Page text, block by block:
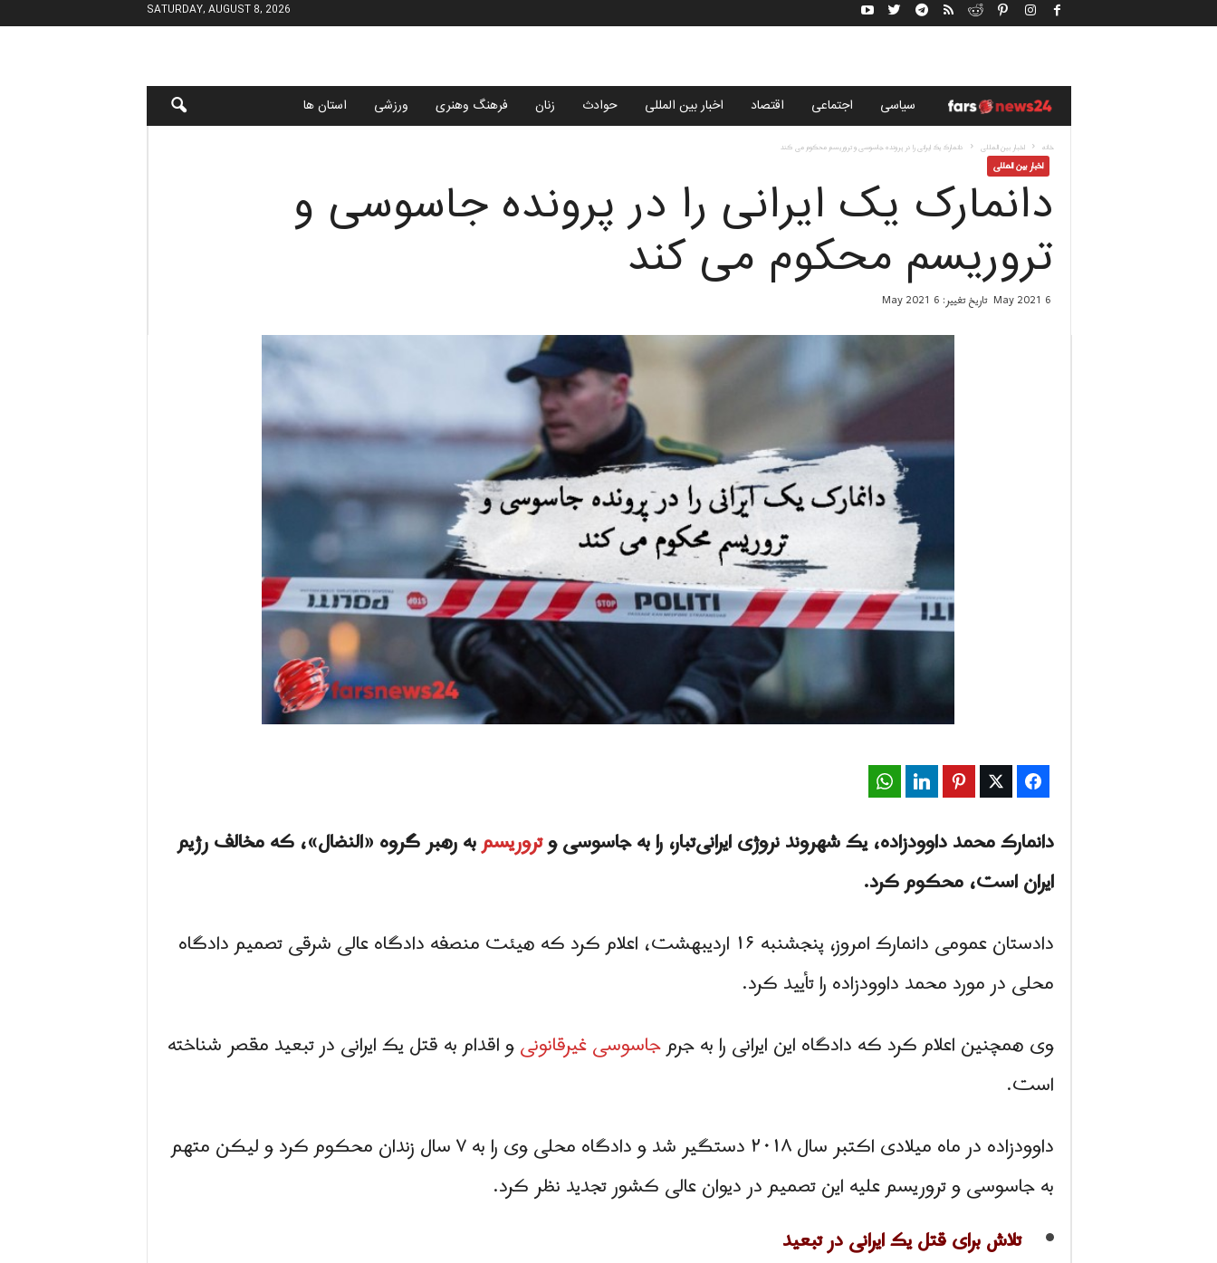
SATURDAY, AUGUST 8, 2026
ب
ز
ا
ا
س
ی
4
سياسى اجتماعی اقتصاد اخبار بین المللی حوادث زنان فرهنگ وهنری ورزشی استان ها
خانه اخبار بین المللی دانمارک یک ایرانی را در پرونده جاسوسی و تروریسم محکوم می کند
اخبار بین المللی
دانمارک یک ایرانی را در پرونده جاسوسی و
تروریسم محکوم می کند
6 May 2021 تاریخ تغییر: 6 May 2021
Facebook
Twitter
Pinterest
LinkedIn
دانمارک محمد داوودزاده، یک شهروند نروژی ایرانی‌تبار، را به جاسوسی وتروریسمبه رهبر گروه «النضال»، که مخالف رژیم
ایران است، محکوم کرد.
دادستان عمومی دانمارک امروز، پنجشنبه ۱۶ اردیبهشت، اعلام کرد که هیئت منصفه دادگاه عالی شرقی تصمیم دادگاه
محلی در مورد محمد داوودزاده را تأیید کرد.
وی همچنین اعلام کرد که دادگاه این ایرانی را به جرمجاسوسی غیرقانونیو اقدام به قتل یک ایرانی در تبعید مقصر شناخته
است.
داوودزاده در ماه میلادی اکتبر سال ۲۰۱۸ دستگیر شد و دادگاه محلی وی را به ۷ سال زندان محکوم کرد و ليكن متهم
به جاسوسی و تروریسم علیه این تصمیم در دیوان عالی کشور تجدید نظر کرد.
تلاش برای قتل یک ایرانی در تبعید